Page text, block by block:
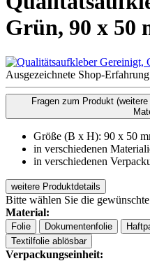
Grün, 90 x 50
Ausgezeichnete Shop-Erfahrung
Fragen zum Produkt
Größe (B x H): 90 x 50
in verschiedenen
in verschiedenen
weitere Produktdetails
Bitte wählen Sie die
Material:
Folie Dokumentenfolie
Textilfolie ablösbar
Verpackungseinheit: